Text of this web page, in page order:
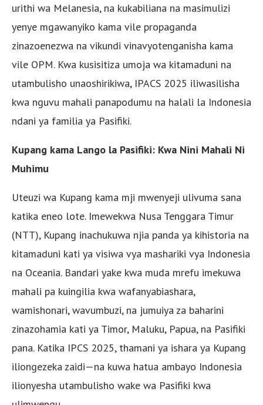
urithi wa Melanesia, na kukabiliana na masimulizi
yenye mgawanyiko kama vile propaganda
zinazoenezwa na vikundi vinavyotenganisha kama
vile OPM. Kwa kusisitiza umoja wa kitamaduni na
utambulisho unaoshirikiwa, IPACS 2025 iliwasilisha
kwa nguvu mahali panapodumu na halali la Indonesia
ndani ya familia ya Pasifiki.
Kupang kama Lango la Pasifiki: Kwa Nini Mahali Ni
Muhimu
Uteuzi wa Kupang kama mji mwenyeji ulivuma sana
katika eneo lote. Imewekwa Nusa Tenggara Timur
(NTT), Kupang inachukuwa njia panda ya kihistoria na
kitamaduni kati ya visiwa vya mashariki vya Indonesia
na Oceania. Bandari yake kwa muda mrefu imekuwa
mahali pa kuingilia kwa wafanyabiashara,
wamishonari, wavumbuzi, na jumuiya za baharini
zinazohamia kati ya Timor, Maluku, Papua, na Pasifiki
pana. Katika IPCS 2025, thamani ya ishara ya Kupang
iliongezeka zaidi—na kuwa hatua ambayo Indonesia
ilionyesha utambulisho wake wa Pasifiki kwa